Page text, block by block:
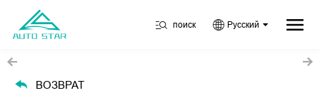
поиск Русский
ВОЗВРАТ